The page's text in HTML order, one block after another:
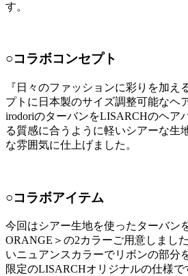
す。
○コラボコンセプト
『日々のファッションに彩りを加え
プトに日本製のサイズ調整可能なヘ
irodoriのターバンをLISARCHのヘア
る質感に合うように軽いシアーな生
な雰囲気に仕上げました。
○コラボアイテム
今回はシアー生地を使ったターバン
ORANGE＞の2カラーご用意しまし
いニュアンスカラーでリボンの部分
限定のLISARCHオリジナルの仕様で